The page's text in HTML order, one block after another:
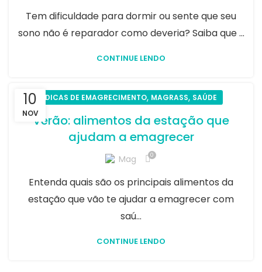
Tem dificuldade para dormir ou sente que seu
sono não é reparador como deveria? Saiba que ...
CONTINUE LENDO
10
NOV
DICAS DE EMAGRECIMENTO, MAGRASS, SAÚDE
Verão: alimentos da estação que
ajudam a emagrecer​
Mag 0
Entenda quais são os principais alimentos da
estação que vão te ajudar a emagrecer com
saú...
CONTINUE LENDO